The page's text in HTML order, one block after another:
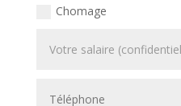
Chomage